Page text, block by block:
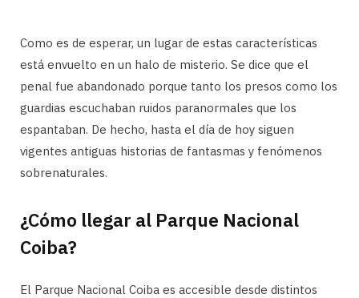
Como es de esperar, un lugar de estas características
está envuelto en un halo de misterio. Se dice que el
penal fue abandonado porque tanto los presos como los
guardias escuchaban ruidos paranormales que los
espantaban. De hecho, hasta el día de hoy siguen
vigentes antiguas historias de fantasmas y fenómenos
sobrenaturales.
¿Cómo llegar al Parque Nacional
Coiba?
El Parque Nacional Coiba es accesible desde distintos